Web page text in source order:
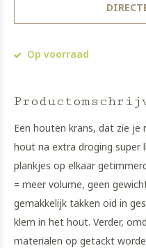
Op voorraad
Een houten krans, dat zie
hout na extra droging super
plankjes op elkaar
= meer volume, geen
gemakkelijk takken oid in
klem in het hout. Verder,
materialen op getackt